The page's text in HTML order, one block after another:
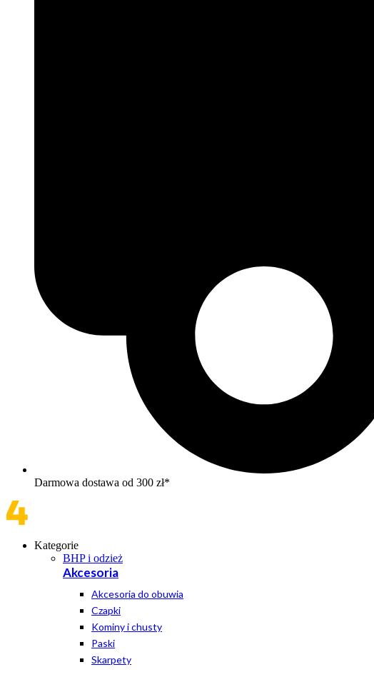
Darmowa dostawa od 300 zł*
Kategorie
BHP i odzież
Akcesoria
Akcesoria do obuwia
Czapki
Kominy i chusty
Paski
Skarpety